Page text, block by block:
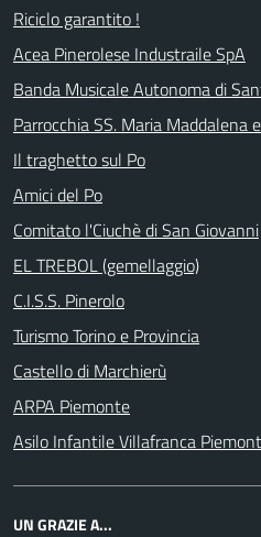
Riciclo garantito !
Acea Pinerolese Industraile SpA
Banda Musicale Autonoma di
Parrocchia SS. Maria Maddalena
Il traghetto sul Po
Amici del Po
Comitato l'Ciuchè di San Giovanni
EL TREBOL (gemellaggio)
C.I.S.S. Pinerolo
Turismo Torino e Provincia
Castello di Marchierù
ARPA Piemonte
Asilo Infantile Villafranca
UN GRAZIE A...